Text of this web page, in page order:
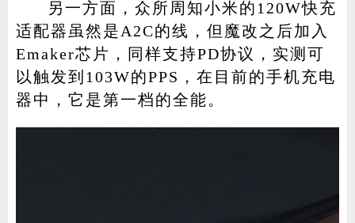
另一方面，众所周知小米的120W快充
适配器虽然是A2C的线，但魔改之后加入
Emaker芯片，同样支持PD协议，实测可
以触发到103W的PPS，在目前的手机充电
器中，它是第一档的全能。